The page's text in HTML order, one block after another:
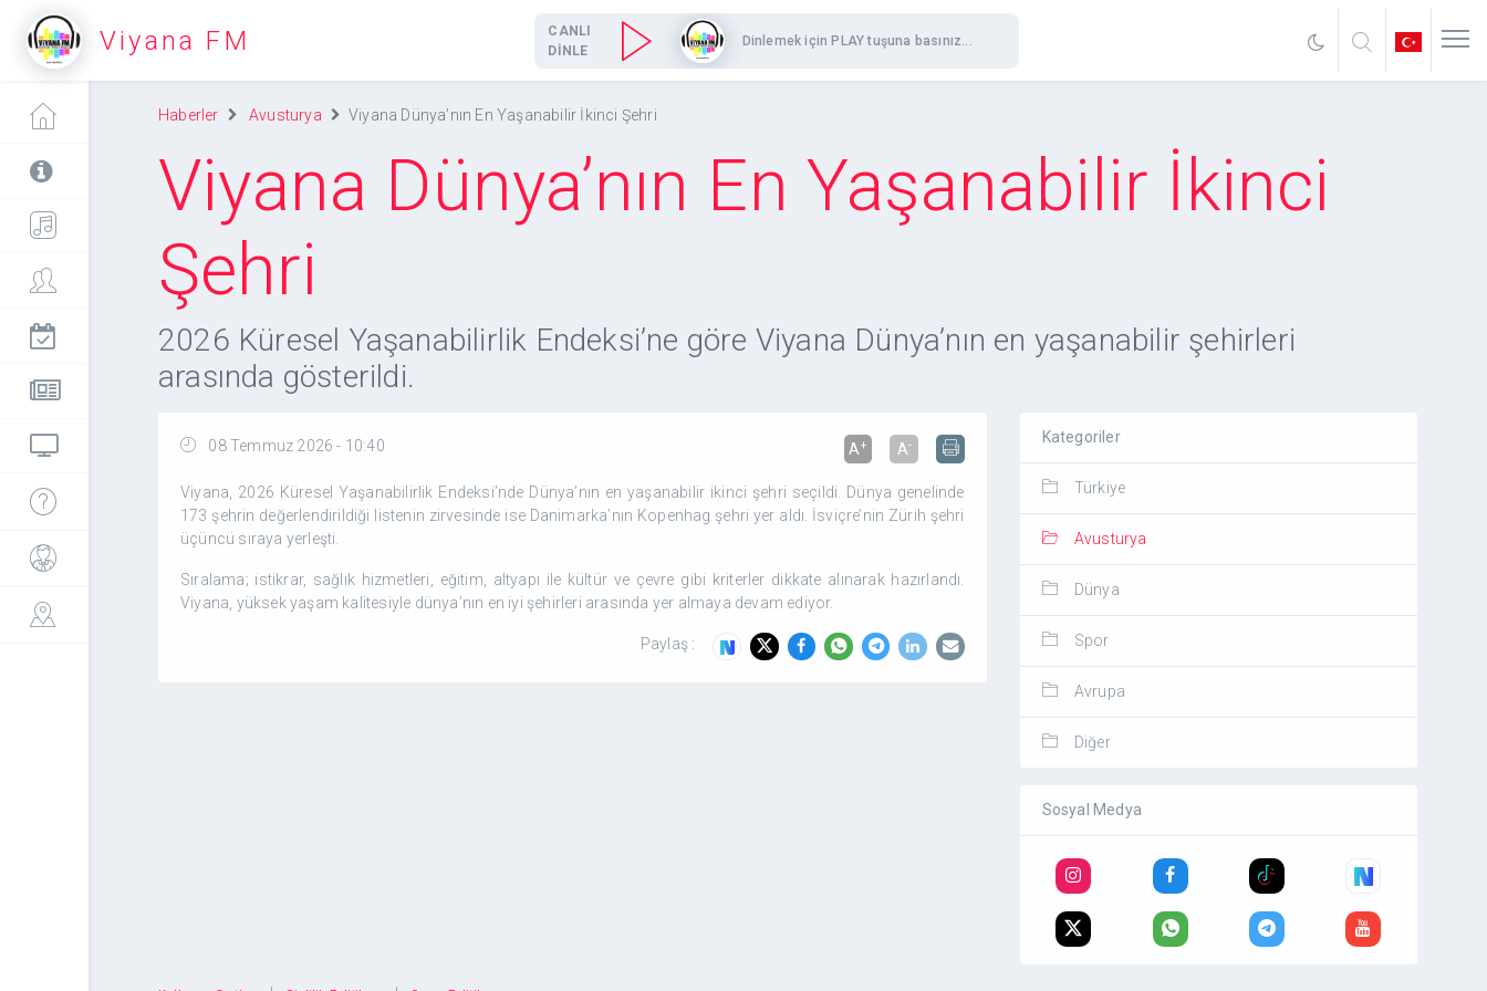
Viyana FM
CANLI
DİNLE
Dinlemek için PLAY tuşuna basınız...
Haberler Avusturya Viyana Dünya’nın En Yaşanabilir İkinci Şehri
Viyana Dünya’nın En Yaşanabilir İkinci
Şehri
2026 Küresel Yaşanabilirlik Endeksi’ne göre Viyana Dünya’nın en yaşanabilir şehirleri
arasında gösterildi.
08 Temmuz 2026 - 10:40 A+ A-
Viyana, 2026 Küresel Yaşanabilirlik Endeksi’nde Dünya’nın en yaşanabilir ikinci şehri seçildi. Dünya genelinde
173 şehrin değerlendirildiği listenin zirvesinde ise Danimarka’nın Kopenhag şehri yer aldı. İsviçre’nin Zürih şehri
üçüncü sıraya yerleşti.
Sıralama; istikrar, sağlık hizmetleri, eğitim, altyapı ile kültür ve çevre gibi kriterler dikkate alınarak hazırlandı.
Viyana, yüksek yaşam kalitesiyle dünya’nın en iyi şehirleri arasında yer almaya devam ediyor.
Paylaş :
Kategoriler
Türkiye
Avusturya
Dünya
Spor
Avrupa
Diğer
Sosyal Medya